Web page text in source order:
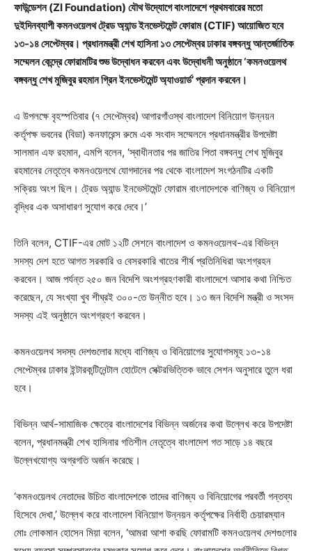
ফাউন্ডেশন (ZI Foundation) যৌথ উদ্যোগে বাংলাদেশে প্রথমবারের মতো
দুইদিনব্যাপী কমনওয়েলথ ট্রেড অ্যান্ড ইনভেস্টমেন্ট ফোরাম (CTIF) আয়োজিত হবে
১৩-১৪ সেপ্টেম্বর। প্রধানমন্ত্রী শেখ হাসিনা ১৩ সেপ্টেম্বর ঢাকার বঙ্গবন্ধু আন্তর্জাতিক
সম্মেলন কেন্দ্রে ফোরামটির শুভ উদ্বোধন করবেন এবং উদ্বোধনী অনুষ্ঠানে ‘কমনওয়েলথ
বঙ্গবন্ধু শেখ মুজিবুর রহমান গ্রিন ইনভেস্টমেন্ট অ্যাওয়ার্ড’ প্রদান করবেন।
এ উপলক্ষে বৃহস্পতিবার (৭ সেপ্টেম্বর) আগারগাঁওস্থ বাংলাদেশ বিনিয়োগ উন্নয়ন
কর্তৃপক্ষ ভবনের (বিডা) কনফারেন্স রুমে এক সংবাদ সম্মেলনে প্রধানমন্ত্রীর উপদেষ্টা
সালমান এফ রহমান, এমপি বলেন, ‘স্বাধীনতার পর জাতির পিতা বঙ্গবন্ধু শেখ মুজিবুর
রহমানের নেতৃত্বে কমনওয়েলথে যোগদানের পর থেকে বাংলাদেশ সংগঠনটির একটি
সক্রিয় অংশ ছিল। ট্রেড অ্যান্ড ইনভেস্টমেন্ট ফোরাম বাংলাদেশকে বাণিজ্য ও বিনিয়োগ
বৃদ্ধির এক অসাধারণ সুযোগ করে দেবে।’
তিনি বলেন, CTIF-এর মোট ১২টি সেশনে বাংলাদেশ ও কমনওয়েলথ-এর বিভিন্ন
সদস্য দেশ হতে আগত সরকারি ও বেসরকারি খাতের শীর্ষ প্রতিনিধিরা অংশগ্রহন
করবেন। আজ পর্যন্ত ২৫০ জন বিদেশি অংশগ্রহণকারী বাংলাদেশে আসার কথা নিশ্চিত
করেছেন, যে সংখ্যা খুব শীঘ্রই ৩০০-তে উন্নীত হবে। ১৩ জন বিদেশি মন্ত্রী ও সংসদ
সদস্য এই অনুষ্ঠানে অংশগ্রহণ করবেন।
কমনওয়েলথ সদস্য দেশগুলোর মধ্যে বাণিজ্য ও বিনিয়োগের সুযোগসমূহ ১৩-১৪
সেপ্টেম্বর ঢাকার ইন্টারকন্টিনেন্টাল হোটেলে সেক্টরভিত্তিক ভাবে সেশন অনুসারে তুলে ধরা
হবে।
বিভিন্ন আর্থ-সামাজিক ক্ষেত্রে বাংলাদেশের বিভিন্ন অর্জনের কথা উল্লেখ করে উপদেষ্টা
বলেন, প্রধানমন্ত্রী শেখ হাসিনার গতিশীল নেতৃত্বে বাংলাদেশ গত সাড়ে ১৪ বছরে
উল্লেখযোগ্য অগ্রগতি অর্জন করেছে।
‘কমনওয়েলথ নেতাদের উচিত বাংলাদেশকে তাদের বাণিজ্য ও বিনিয়োগের পরবর্তী গন্তব্য
হিসেবে দেখা,’ উল্লেখ করে বাংলাদেশ বিনিয়োগ উন্নয়ন কর্তৃপক্ষের নির্বাহী চেয়ারম্যান
মোঃ লোকমান হোসেন মিয়া বলেন, ‘আমরা আশা করছি ফোরামটি কমনওয়েলথ দেশগুলোর